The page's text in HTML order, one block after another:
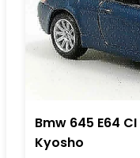
Bmw 645 E64
Kyosho